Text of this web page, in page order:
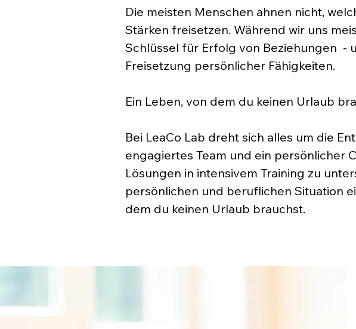
Die meisten Menschen ahnen nicht,
Stärken freisetzen. Während wir uns
Schlüssel für Erfolg von Beziehungen -
Freisetzung persönlicher Fähigkeiten.​
Ein Leben, von dem du keinen Urlaub
Bei LeaCo Lab dreht sich alles um die
engagiertes Team und ein persönlicher
Lösungen in intensivem Training zu
persönlichen und beruflichen Situation
dem du keinen Urlaub brauchst.